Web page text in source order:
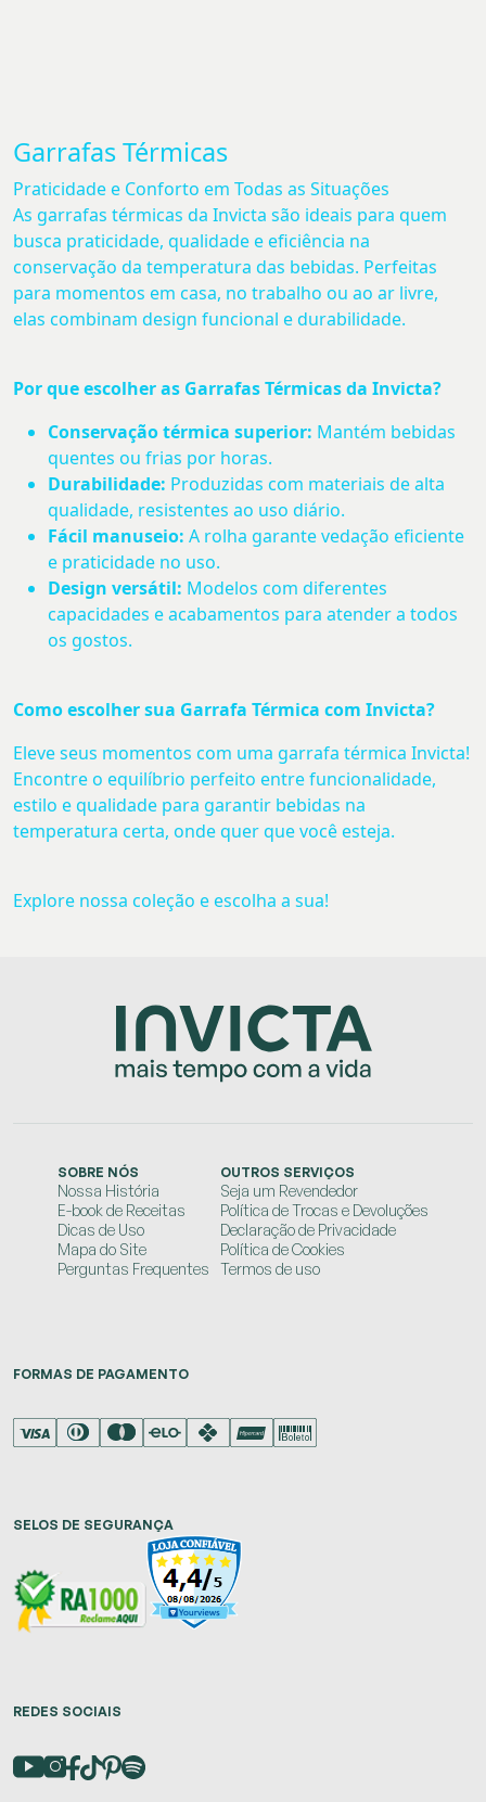
Garrafas Térmicas
Praticidade e Conforto em Todas as Situações
As garrafas térmicas da Invicta são ideais para quem
busca praticidade, qualidade e eficiência na
conservação da temperatura das bebidas. Perfeitas
para momentos em casa, no trabalho ou ao ar livre,
elas combinam design funcional e durabilidade.
Por que escolher as Garrafas Térmicas da Invicta?
Conservação térmica superior: Mantém bebidas
quentes ou frias por horas.
Durabilidade: Produzidas com materiais de alta
qualidade, resistentes ao uso diário.
Fácil manuseio: A rolha garante vedação eficiente
e praticidade no uso.
Design versátil: Modelos com diferentes
capacidades e acabamentos para atender a todos
os gostos.
Como escolher sua Garrafa Térmica com Invicta?
Eleve seus momentos com uma garrafa térmica Invicta!
Encontre o equilíbrio perfeito entre funcionalidade,
estilo e qualidade para garantir bebidas na
temperatura certa, onde quer que você esteja.
Explore nossa coleção e escolha a sua!
SOBRE NÓS
Nossa História
E-book de Receitas
Dicas de Uso
Mapa do Site
Perguntas Frequentes
OUTROS SERVIÇOS
Seja um Revendedor
Política de Trocas e Devoluções
Declaração de Privacidade
Política de Cookies
Termos de uso
FORMAS DE PAGAMENTO
SELOS DE SEGURANÇA
REDES SOCIAIS